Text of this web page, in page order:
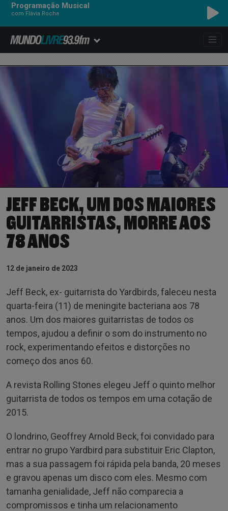
Programação Musical
com Flávia Rocha
JEFF BECK, UM DOS MAIORES
GUITARRISTAS, MORRE AOS
78 ANOS
12 de janeiro de 2023
Jeff Beck, ex- guitarrista do Yardbirds, faleceu nesta
quarta-feira (11) de meningite bacteriana aos 78
anos. Um dos maiores guitarristas de todos os
tempos, ajudou a definir o som do instrumento no
rock, experimentando efeitos e distorções no
começo dos anos 60.
A revista Rolling Stones elegeu Jeff o quinto melhor
guitarrista de todos os tempos em uma cotação de
2015.
O londrino, Geoffrey Arnold Beck, foi convidado para
entrar no grupo Yardbird para substituir Eric Clapton,
mas a sua passagem foi rápida pela banda, 20 meses
e gravou apenas um disco com eles. Mesmo com
tamanha genialidade, Jeff não comparecia a
compromissos e tinha um relacionamento